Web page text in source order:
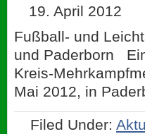
19. April 2012
Fußball- und
und Paderborn
Kreis-
Mai 2012, in
Filed Under: